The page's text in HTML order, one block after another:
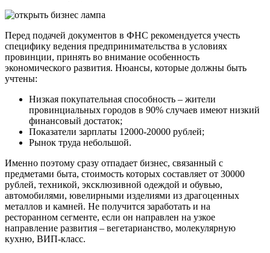
Перед подачей документов в ФНС рекомендуется учесть
специфику ведения предпринимательства в условиях
провинции, принять во внимание особенность
экономического развития. Нюансы, которые должны быть
учтены:
Низкая покупательная способность – жители
провинциальных городов в 90% случаев имеют низкий
финансовый достаток;
Показатели зарплаты 12000-20000 рублей;
Рынок труда небольшой.
Именно поэтому сразу отпадает бизнес, связанный с
предметами быта, стоимость которых составляет от 30000
рублей, техникой, эксклюзивной одеждой и обувью,
автомобилями, ювелирными изделиями из драгоценных
металлов и камней. Не получится заработать и на
ресторанном сегменте, если он направлен на узкое
направление развития – вегетарианство, молекулярную
кухню, ВИП-класс.